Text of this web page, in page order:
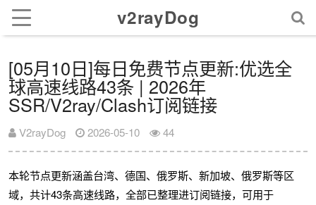
v2rayDog
[05月10日]每日免费节点更新:优选全
球高速线路43条 | 2026年
SSR/V2ray/Clash订阅链接
V2rayDog 2026-05-10 44
本轮节点更新涵盖台湾、德国、俄罗斯、新加坡、俄罗斯等区
域，共计43条高速线路，全部已整理进订阅链接，可用于